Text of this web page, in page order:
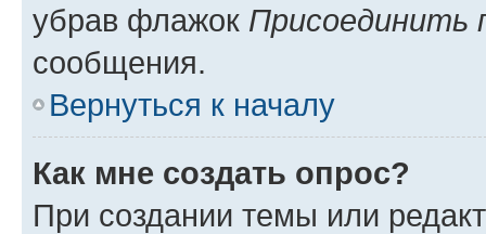
убрав флажок Присоединить
сообщения.
Вернуться к началу
Как мне создать опрос?
При создании темы или